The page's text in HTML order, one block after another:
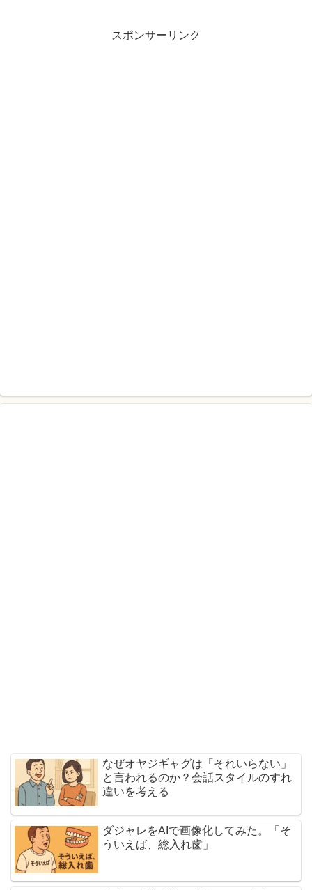
スポンサーリンク
なぜオヤジギャグは「それいらない」
と言われるのか？会話スタイルのすれ
違いを考える
ダジャレをAIで画像化してみた。「そ
ういえば、総入れ歯」